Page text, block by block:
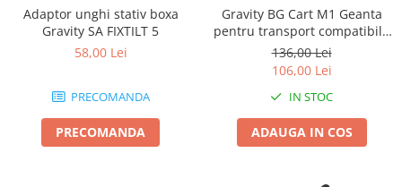
Boxe exterior
Boxe tavan
Subwoofer
Boxe active
Soundbar
Adaptor unghi stativ boxa
Gravity SA FIXTILT 5
58,00 Lei
PRECOMANDA
PRECOMANDA
Gravity BG Cart M1 Geanta
pentru transport compatibila
cu caruciorul Cart M 01B
136,00 Lei
106,00 Lei
IN STOC
ADAUGA IN COS